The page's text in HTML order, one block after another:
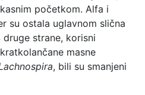
početkom. Alfa i
su ostala uglavnom slična
strane, korisni
masne
, bili su smanjeni